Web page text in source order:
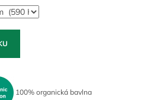
100% organická bavlna